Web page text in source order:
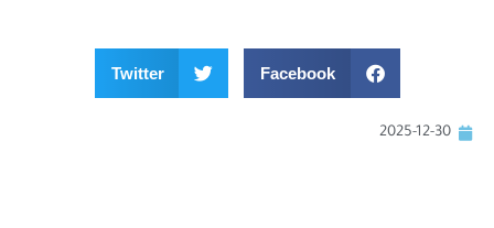
Facebook
Twitter
2025-12-30